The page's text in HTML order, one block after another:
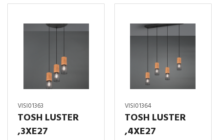
količina
količina
VISI01363
TOSH LUSTER
,3XE27
VISI01364
TOSH LUSTER
,4XE27